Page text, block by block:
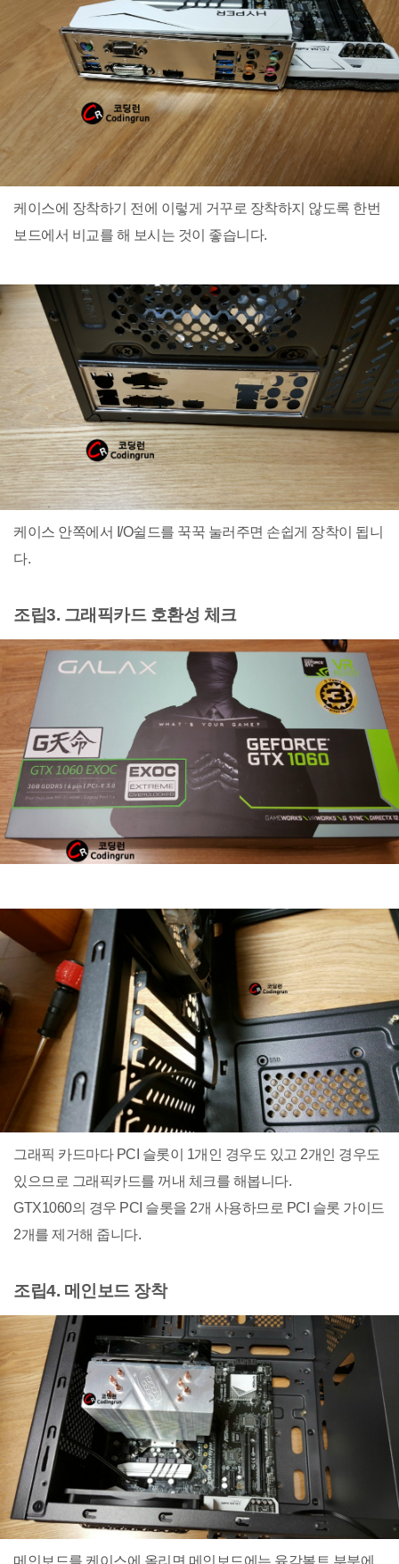
케이스에 장착하기 전에 이렇게 거꾸로 장착하지 않도록 한번
보드에서 비교를 해 보시는 것이 좋습니다.
케이스 안쪽에서 I/O쉴드를 꾹꾹 눌러주면 손쉽게 장착이 됩니
다.
조립3. 그래픽카드 호환성 체크
그래픽 카드마다 PCI 슬롯이 1개인 경우도 있고 2개인 경우도
있으므로 그래픽카드를 꺼내 체크를 해봅니다.
GTX1060의 경우 PCI 슬롯을 2개 사용하므로 PCI 슬롯 가이드
2개를 제거해 줍니다.
조립4. 메인보드 장착